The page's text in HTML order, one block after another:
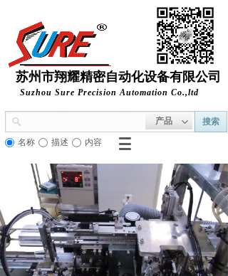
Suzhou Sure PrecisionAutomation Co.,ltd
苏州市翔耀精密自动化设备有限公司
产品 搜索
名称 描述 内容